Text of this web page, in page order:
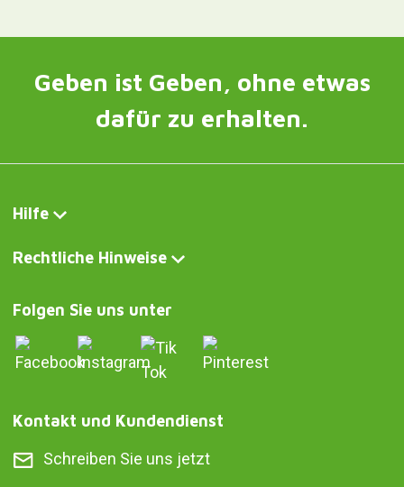
Geben ist Geben, ohne etwas
dafür zu erhalten.
Hilfe
Rechtliche Hinweise
Folgen Sie uns unter
Kontakt und Kundendienst
Schreiben Sie uns jetzt